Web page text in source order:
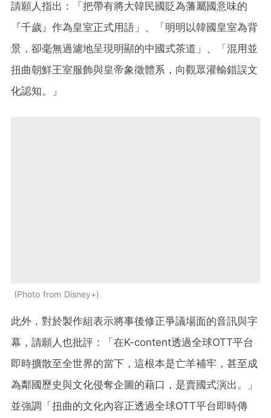
請願人指出：「把帶有將大韓民國貶為藩屬國意味的
『千歲』作為皇室正式用語」、「明明以韓國皇室為背
景，卻毫無過濾地呈現明顯的中國式茶道」、「混用並
扭曲朝鮮王室服飾與皇帝象徵體系，向觀眾灌輸錯誤文
化認知。」
Photo from Disney+
此外，對於製作組表示將事後修正爭議場面的音訊與字
幕，請願人也批評：「在K-content透過全球OTT平台
即時擴散至全世界的當下，這根本是亡羊補牢，甚至成
為鄰國歷史與文化侵奪企圖的藉口，是賣國式演出。」
並強調「扭曲的文化內容正透過全球OTT平台即時傳